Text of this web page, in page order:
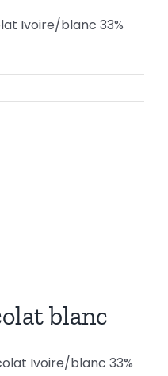
Ivoire/blanc 33%
blanc
Ivoire/blanc 33%